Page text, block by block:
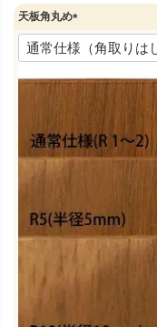
天板角丸め
(
必
)